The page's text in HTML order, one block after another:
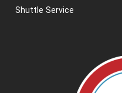
Shuttle Service